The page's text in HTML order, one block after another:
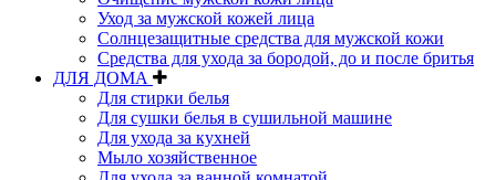
Уход за мужской кожей лица
Солнцезащитные средства для мужской кожи
Средства для ухода за бородой, до и после бритья
ДЛЯ ДОМА
Для стирки белья
Для сушки белья в сушильной машине
Для ухода за кухней
Мыло хозяйственное